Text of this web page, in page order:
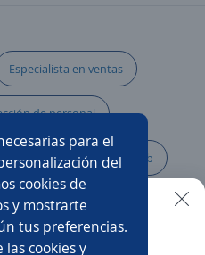
Especialista en ventas
de personal
Programador/a web
a Asesores de cobranza
a empresarial
fácil en la app
para el
del
cookies de
y mostrarte
tus preferencias.
las cookies y